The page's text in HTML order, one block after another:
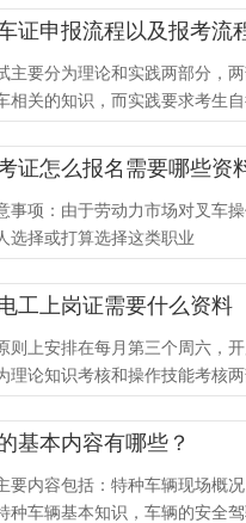
证申报流程以及报考流
主要分为理论和实践两部分，
相关的知识，而实践要求考生自
证怎么报名需要哪些资
事项：由于劳动力市场对叉车
选择或打算选择这类职业
工上岗证需要什么资料
则上安排在每月第三个周六，
理论知识考核和操作技能考核两
基本内容有哪些？
要内容包括：特种车辆现场概
种车辆基本知识，车辆的安全驾